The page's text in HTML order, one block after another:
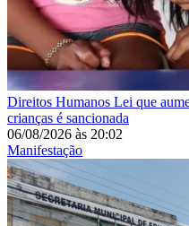
Direitos Humanos Lei que
crianças é sancionada
06/08/2026 às 20:02
Manifestação